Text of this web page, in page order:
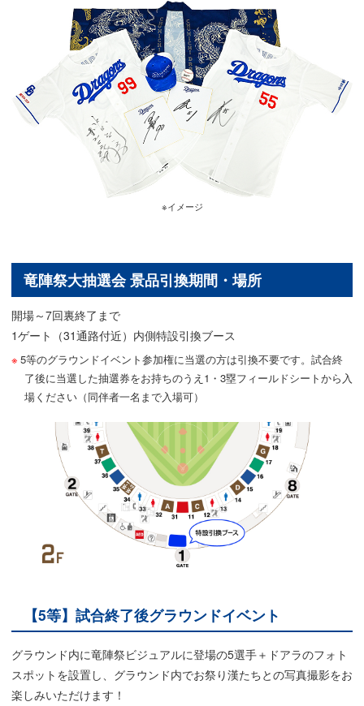
※イメージ
竜陣祭大抽選会 景品引換期間・場所
開場～7回裏終了まで
1ゲート（31通路付近）内側特設引換ブース
5等のグラウンドイベント参加権に当選の方は引換不要です。試合終
了後に当選した抽選券をお持ちのうえ1・3塁フィールドシートから入
場ください（同伴者一名まで入場可）
【5等】試合終了後グラウンドイベント
グラウンド内に竜陣祭ビジュアルに登場の5選手＋ドアラのフォト
スポットを設置し、グラウンド内でお祭り漢たちとの写真撮影をお
楽しみいただけます！